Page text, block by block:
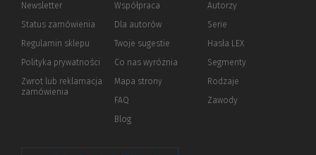
Newsletter
Status zamówienia
Regulamin sklepu
Polityka prywatności (Nowe
(Link
innej
Zwrot lub reklamacja
zamówienia
Współpraca
Dla autorów(Nowe
(Link
innej
strony)
Twoje sugestie
Co nas wyróżnia
Mapa strony
FAQ
Blog
Autorzy
Serie
Hasła LEX
Segmenty
Rodzaje
Zawody